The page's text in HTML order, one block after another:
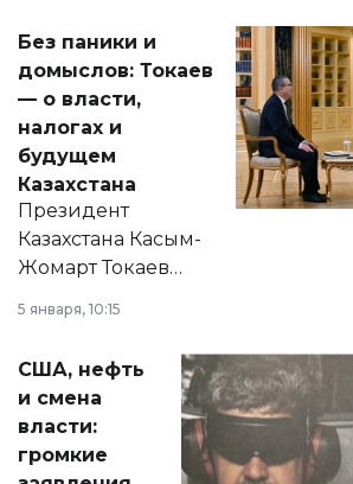
Без паники и
домыслов: Токаев
— о власти,
налогах и
будущем
Казахстана
Президент
Казахстана Касым-
Жомарт Токаев
сразу несколько
актуальных тем —
от слухов о
политических
реформах до
вопросов армии,
5 января, 10:15
США, нефть
и смена
власти:
громкие